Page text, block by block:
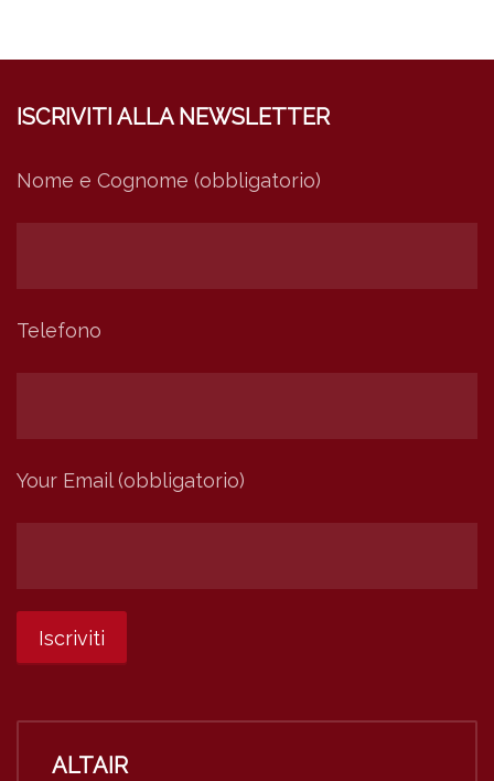
ISCRIVITI ALLA NEWSLETTER
Nome e Cognome (obbligatorio)
Telefono
Your Email (obbligatorio)
ALTAIR